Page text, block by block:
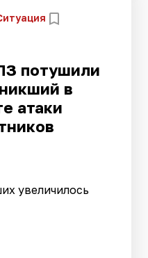
потушили
в
атаки
увеличилось